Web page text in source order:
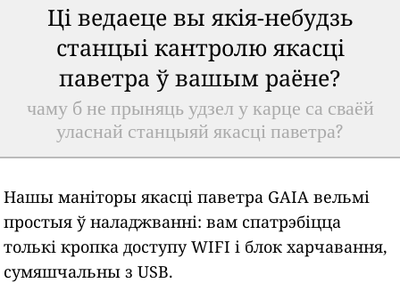
Ці ведаеце вы якія-небудзь
станцыі кантролю якасці
паветра ў вашым раёне?
чаму б не прыняць удзел у карце са сваёй
уласнай станцыяй якасці паветра?
Нашы маніторы якасці паветра GAIA вельмі
простыя ў наладжванні: вам спатрэбіцца
толькі кропка доступу WIFI і блок харчавання,
сумяшчальны з USB.